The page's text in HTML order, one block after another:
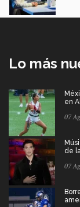
Lo más
en
07
de
07